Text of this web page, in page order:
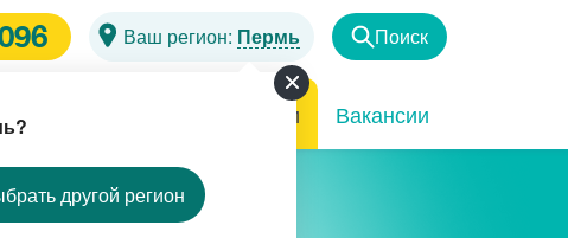
Ваш регион: Пермь
другой регион
Поиск
Врачи Акции Вакансии